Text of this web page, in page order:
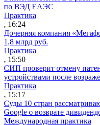
по ВЭД ЕАЭС
Практика
, 16:24
Дочерняя компания
1,8 млрд руб.
Практика
, 15:50
СИП проверит отмену
устройствами после
Практика
, 15:17
Суды 10 стран
Google о возврате
Международная практика